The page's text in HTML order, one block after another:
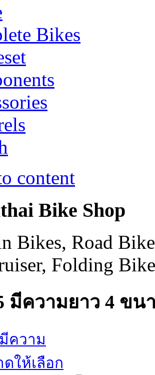
Bikes
content
Bike Shop
Bikes, Road
Folding
มีความยาว 4 ขน